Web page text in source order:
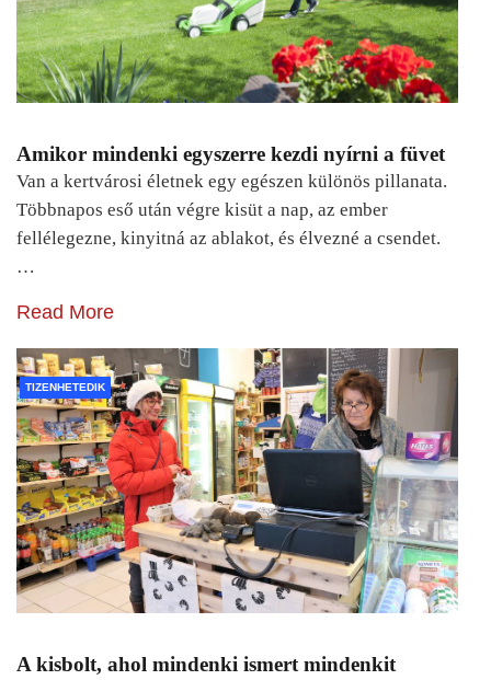
Amikor mindenki egyszerre kezdi nyírni a füvet
Van a kertvárosi életnek egy egészen különös pillanata.
Többnapos eső után végre kisüt a nap, az ember
fellélegezne, kinyitná az ablakot, és élvezné a csendet.
…
Read More
TIZENHETEDIK
A kisbolt, ahol mindenki ismert mindenkit